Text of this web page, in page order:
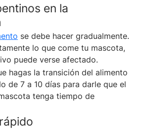
en la
se debe hacer gradualmente.
lo que come tu mascota,
puede verse afectado.
hagas la transición del alimento
de 7 a 10 días para darle que el
tenga tiempo de